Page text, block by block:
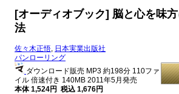
[オーディオブック] 脳と心を味
法
佐々木正悟, 日本実業出版社
パンローリング
ダウンロード販売 MP3 約198分 110ファ
イル 倍速付き 140MB 2011年5月発売
本体 1,524円 税込 1,676円